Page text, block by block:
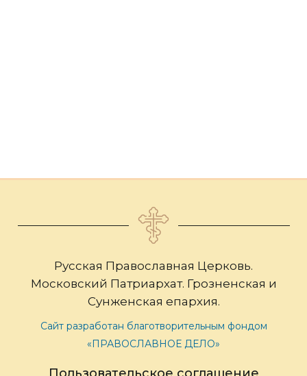
Русская Православная Церковь.
Московский Патриархат. Грозненская и
Сунженская епархия.
Сайт разработан благотворительным фондом
«ПРАВОСЛАВНОЕ ДЕЛО»
Пользовательское соглашение